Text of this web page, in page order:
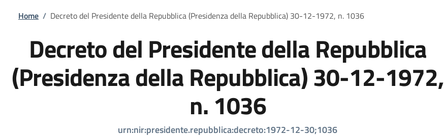
Briciole di pane
Home / Decreto del Presidente della Repubblica (Presidenza della Repubblica) 30-12-1972, n. 1036
Decreto del Presidente della Repubblica
(Presidenza della Repubblica) 30-12-1972,
n. 1036
urn:nir:presidente.repubblica:decreto:1972-12-30;1036